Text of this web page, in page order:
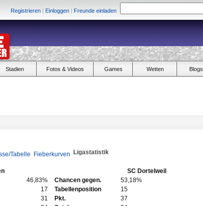
Registrieren | Einloggen | Freunde einladen
Stadien Fotos & Videos Games Wetten Blogs
Tabelle Fieberkurven Ligastatistik
SC Dortelweil
46,83%
Chancen gegen.
53,18%
17
Tabellenposition
15
31
Pkt.
37